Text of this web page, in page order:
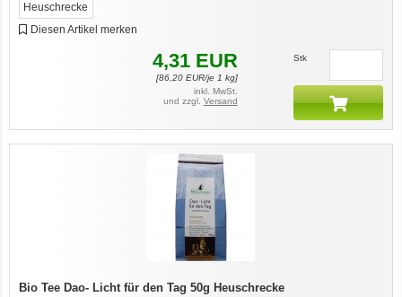
Heuschrecke
Diesen Artikel merken
4,31 EUR
[86,20EUR/je 1 kg]
inkl. MwSt.
und zzgl. Versand
Stk
Bio Tee Dao- Licht für den Tag 50g Heuschrecke